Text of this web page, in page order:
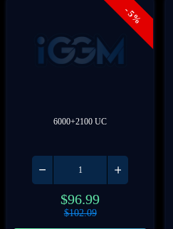
- 5%
6000+2100 UC
$96.99
$102.09